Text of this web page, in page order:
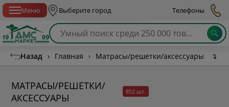
Меню Выберите город Телефоны
Назад › Главная › Матрасы/решетки/аксессуары ↴
МАТРАСЫ/РЕШЕТКИ/
АКСЕССУАРЫ
852 шт.